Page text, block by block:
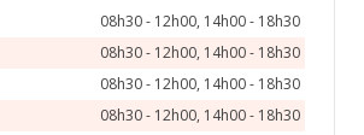
08h30 - 12h00, 14h00 - 18h30
08h30 - 12h00, 14h00 - 18h30
08h30 - 12h00, 14h00 - 18h30
08h30 - 12h00, 14h00 - 18h30